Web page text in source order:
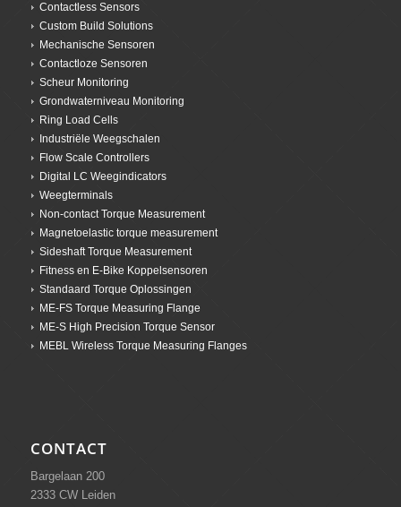
Contactless Sensors
Custom Build Solutions
Mechanische Sensoren
Contactloze Sensoren
Scheur Monitoring
Grondwaterniveau Monitoring
Ring Load Cells
Industriële Weegschalen
Flow Scale Controllers
Digital LC Weegindicators
Weegterminals
Non-contact Torque Measurement
Magnetoelastic torque measurement
Sideshaft Torque Measurement
Fitness en E-Bike Koppelsensoren
Standaard Torque Oplossingen
ME-FS Torque Measuring Flange
ME-S High Precision Torque Sensor
MEBL Wireless Torque Measuring Flanges
CONTACT
Bargelaan 200
2333 CW Leiden